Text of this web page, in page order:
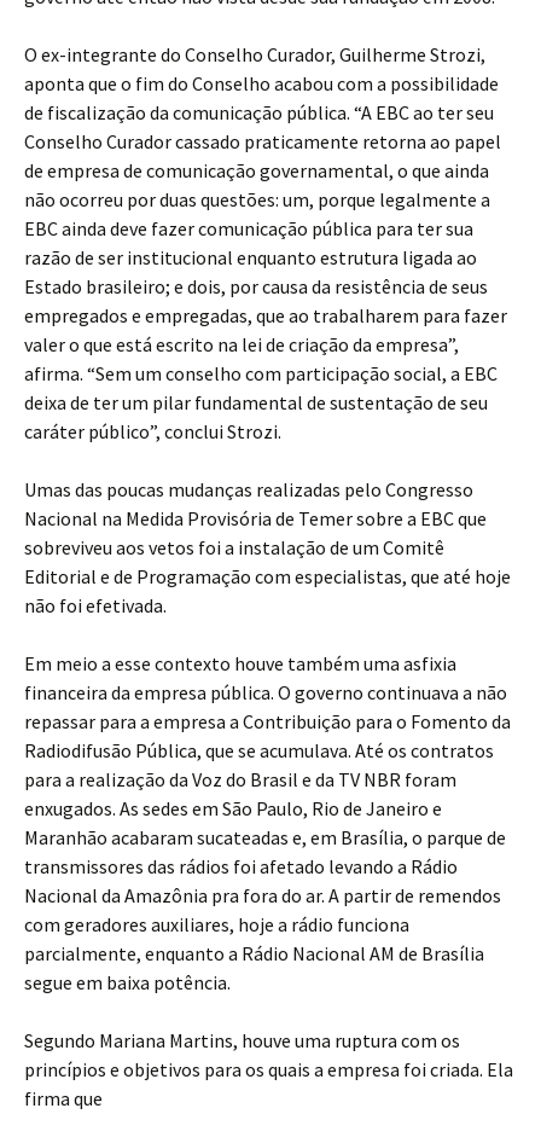
O ex-integrante do Conselho Curador, Guilherme Strozi,
aponta que o fim do Conselho acabou com a possibilidade
de fiscalização da comunicação pública. “A EBC ao ter seu
Conselho Curador cassado praticamente retorna ao papel
de empresa de comunicação governamental, o que ainda
não ocorreu por duas questões: um, porque legalmente a
EBC ainda deve fazer comunicação pública para ter sua
razão de ser institucional enquanto estrutura ligada ao
Estado brasileiro; e dois, por causa da resistência de seus
empregados e empregadas, que ao trabalharem para fazer
valer o que está escrito na lei de criação da empresa”,
afirma. “Sem um conselho com participação social, a EBC
deixa de ter um pilar fundamental de sustentação de seu
caráter público”, conclui Strozi.
Umas das poucas mudanças realizadas pelo Congresso
Nacional na Medida Provisória de Temer sobre a EBC que
sobreviveu aos vetos foi a instalação de um Comitê
Editorial e de Programação com especialistas, que até hoje
não foi efetivada.
Em meio a esse contexto houve também uma asfixia
financeira da empresa pública. O governo continuava a não
repassar para a empresa a Contribuição para o Fomento da
Radiodifusão Pública, que se acumulava. Até os contratos
para a realização da Voz do Brasil e da TV NBR foram
enxugados. As sedes em São Paulo, Rio de Janeiro e
Maranhão acabaram sucateadas e, em Brasília, o parque de
transmissores das rádios foi afetado levando a Rádio
Nacional da Amazônia pra fora do ar. A partir de remendos
com geradores auxiliares, hoje a rádio funciona
parcialmente, enquanto a Rádio Nacional AM de Brasília
segue em baixa potência.
Segundo Mariana Martins, houve uma ruptura com os
princípios e objetivos para os quais a empresa foi criada. Ela
firma que